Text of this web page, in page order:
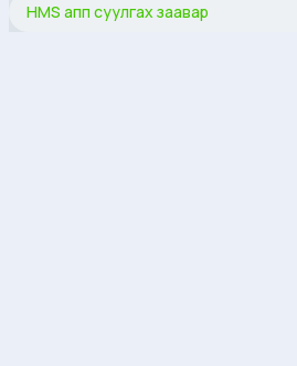
HMS апп суулгах заавар